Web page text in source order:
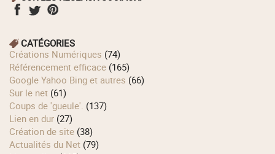
CATÉGORIES
Créations Numériques (74)
Référencement efficace (165)
Google Yahoo Bing et autres (66)
Sur le net (61)
Coups de 'gueule'. (137)
Lien en dur (27)
Création de site (38)
Actualités du Net (79)